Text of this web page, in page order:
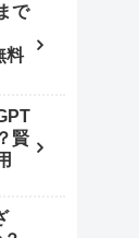
で
料
賢